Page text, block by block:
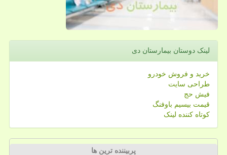
لینک دوستان بیمارستان دی
خرید و فروش خودرو
طراحی سایت
فیش حج
قیمت بیسیم باوفنگ
کوتاه کننده لینک
پربیننده ترین ها